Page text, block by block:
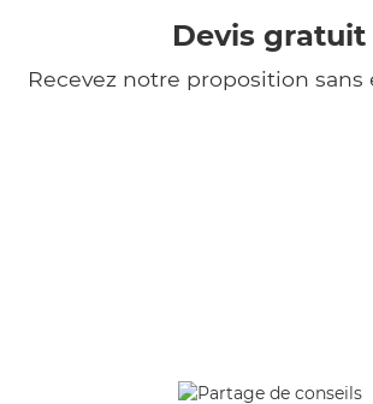
Devis gratuit
Recevez notre proposition